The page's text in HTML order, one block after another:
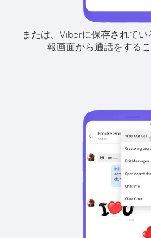
または、Viberに保存されて
報画面から通話をするこ